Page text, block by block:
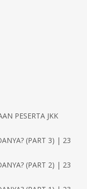
PESERTA JKK
(PART 3) | 23
(PART 2) | 23